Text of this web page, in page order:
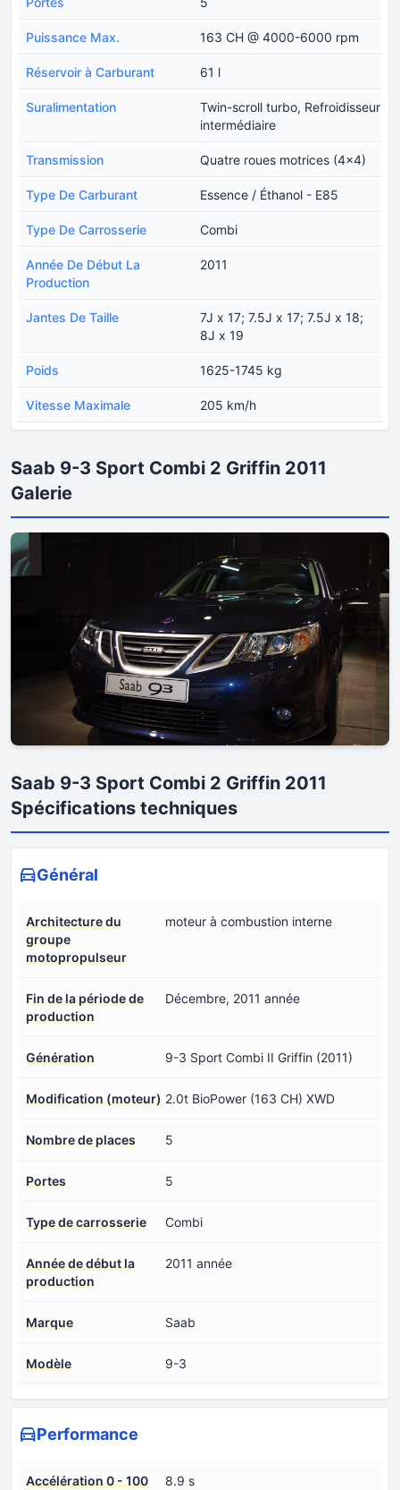
Puissance Max. 163 CH @ 4000-6000 rpm
Réservoir à Carburant 61 l
Suralimentation
Twin-scroll turbo, Refroidisseur
intermédiaire
Transmission Quatre roues motrices (4x4)
Type De Carburant Essence / Éthanol - E85
Type De Carrosserie Combi
Année De Début La
Production
2011
Jantes De Taille
7J x 17; 7.5J x 17; 7.5J x 18;
8J x 19
Poids 1625-1745 kg
Vitesse Maximale 205 km/h
Saab 9-3 Sport Combi 2 Griffin 2011
Galerie
Saab 9-3 Sport Combi 2 Griffin 2011
Spécifications techniques
Général
Architecture du
groupe
motopropulseur
moteur à combustion interne
Fin de la période de
production
Décembre, 2011 année
Génération 9-3 Sport Combi II Griffin (2011)
Modification (moteur) 2.0t BioPower (163 CH) XWD
Nombre de places 5
Portes 5
Type de carrosserie Combi
Année de début la
production
2011 année
Marque Saab
Modèle 9-3
Performance
Accélération 0 - 100
8.9 s